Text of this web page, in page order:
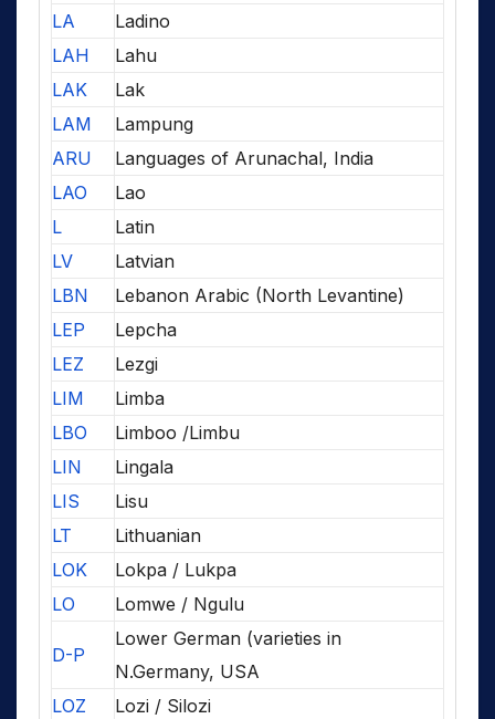
LA
Ladino
LAH
Lahu
LAK
Lak
LAM
Lampung
ARU
Languages of Arunachal, India
LAO
Lao
L
Latin
LV
Latvian
LBN
Lebanon Arabic (North Levantine)
LEP
Lepcha
LEZ
Lezgi
LIM
Limba
LBO
Limboo /Limbu
LIN
Lingala
LIS
Lisu
LT
Lithuanian
LOK
Lokpa / Lukpa
LO
Lomwe / Ngulu
D-P
Lower German (varieties in
N.Germany, USA
LOZ
Lozi / Silozi